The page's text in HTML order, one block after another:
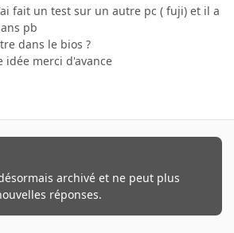
fait un test sur un autre pc ( fuji) et il a
pb
dans le bios ?
idée merci d'avance
archivé et ne peut plus
réponses.